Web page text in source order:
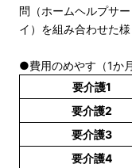
問（ホームヘルプサ
イ）を組み合わせた
●費用のめやす（1か
要介護1
要介護2
要介護3
要介護4